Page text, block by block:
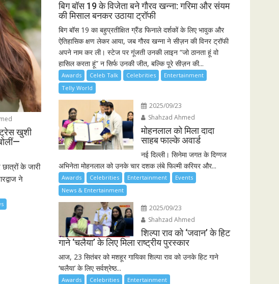
खुशी
के जारी
ने
बिग बॉस 19 के विजेता बने गौरव खन्ना: गरिमा और संयम
की मिसाल बनकर उठाया ट्रॉफी
बिग बॉस 19 का बहुप्रतीक्षित ग्रैंड फिनाले दर्शकों के लिए भावुक और
ऐतिहासिक क्षण लेकर आया, जब गौरव खन्ना ने सीज़न की विनर ट्रॉफी
अपने नाम कर ली। स्टेज पर गूंजती उनकी लाइन “जो ठानता हूं वो
हासिल करता हूं” न सिर्फ उनकी जीत, बल्कि पूरे सीज़न की...
Awards Celeb Talk Celebrities
Entertainment
Telly World
2025/09/23
Shahzad Ahmed
मोहनलाल को मिला दादा
साहब फाल्के अवार्ड
नई दिल्ली। सिनेमा जगत के दिग्गज
अभिनेता मोहनलाल को उनके चार दशक लंबे फिल्मी करियर और...
Awards Celebrities Entertainment
Events
News & Entertainment
2025/09/23
Shahzad Ahmed
शिल्पा राव को ‘जवान’ के हिट
गाने ‘चलैया’ के लिए मिला राष्ट्रीय पुरस्कार
आज, 23 सितंबर को मशहूर गायिका शिल्पा राव को उनके हिट गाने
‘चलैया’ के लिए सर्वश्रेष्ठ...
Awards Celebrities
Entertainment